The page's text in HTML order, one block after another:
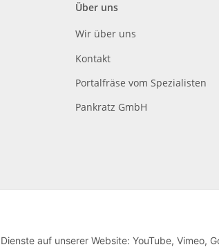
Über uns
Wir über uns
Kontakt
Portalfräse vom Spezialisten
Pankratz GmbH
auf unserer Website: YouTube, Vimeo,